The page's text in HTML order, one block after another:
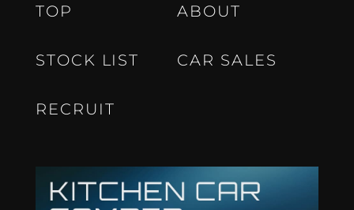
TOP A BOUT
STOC K LI ST CAR SALES
R EC R U IT